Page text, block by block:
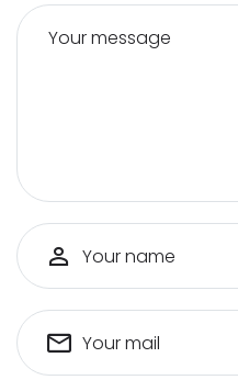
Your message
Your name
Your mail